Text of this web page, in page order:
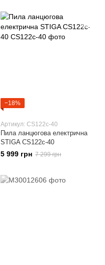
−18%
Артикул: CS122c-40
Пила ланцюгова електрична
STIGA CS122c-40
5 999 грн 7 299 грн